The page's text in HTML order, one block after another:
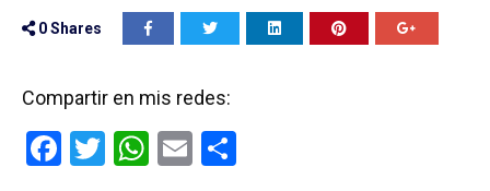
0Shares
Compartir en mis redes:
F
T
W E